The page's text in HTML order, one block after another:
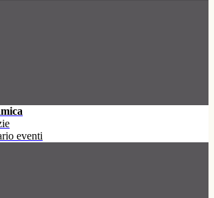
eventi